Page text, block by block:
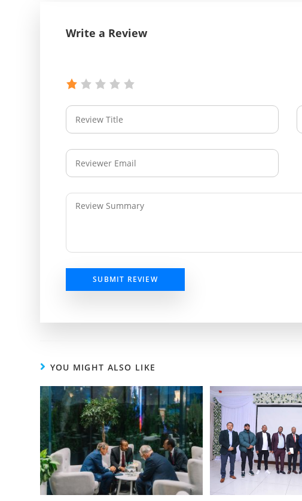
Write a Review
SUBMIT REVIEW
YOU MIGHT ALSO LIKE